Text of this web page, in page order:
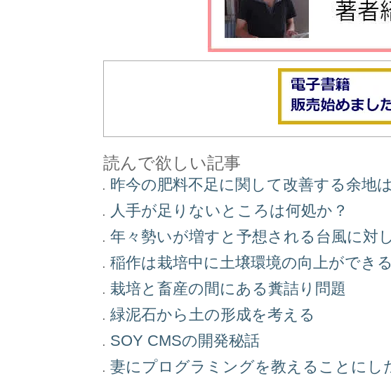
読んで欲しい記事
昨今の肥料不足に関して改善する余地
人手が足りないところは何処か？
年々勢いが増すと予想される台風に対
稲作は栽培中に土壌環境の向上ができ
栽培と畜産の間にある糞詰り問題
緑泥石から土の形成を考える
SOY CMSの開発秘話
妻にプログラミングを教えることにし